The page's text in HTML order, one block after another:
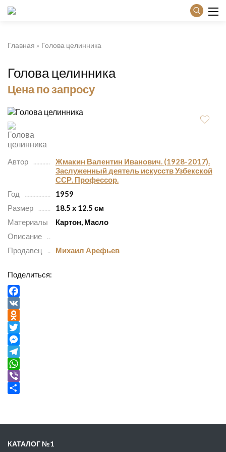
Главная Голова целинника
Голова целинника
Цена по запросу
Автор
Жмакин Валентин Иванович. (1928-2017).
Заслуженный деятель искусств Узбекской
ССР. Профессор.
Год
1959
Размер
18.5 х 12.5 см
Материалы
Картон, Масло
Описание
Продавец
Михаил Арефьев
Поделиться:
Facebook
VK
Odnoklassniki
Twitter
Messenger
Telegram
WhatsApp
Viber
КАТАЛОГ №1